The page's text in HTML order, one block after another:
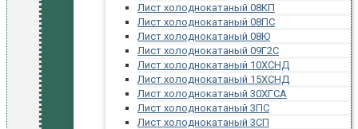
Лист холоднокатаный 08КП
Лист холоднокатаный 08ПС
Лист холоднокатаный 08Ю
Лист холоднокатаный 09Г2С
Лист холоднокатаный 10ХСНД
Лист холоднокатаный 15ХСНД
Лист холоднокатаный 30ХГСА
Лист холоднокатаный 3ПС
Лист холоднокатаный 3СП